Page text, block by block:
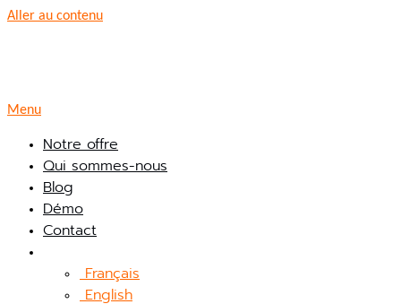
Aller au contenu
Menu
Notre offre
Qui sommes-nous
Blog
Démo
Contact
Français
English